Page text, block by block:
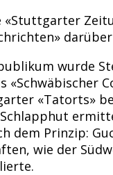
«Stuttgarter
wurde
«Schwäbischer
«Tatorts»
dem Prinzip:
wie der